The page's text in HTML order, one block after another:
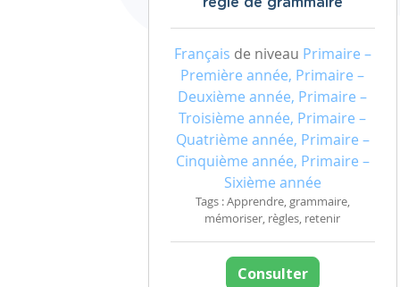
règle de grammaire
Français de niveau Primaire –
Première année, Primaire –
Deuxième année, Primaire –
Troisième année, Primaire –
Quatrième année, Primaire –
Cinquième année, Primaire –
Sixième année
Tags : Apprendre, grammaire,
mémoriser, règles, retenir
Consulter